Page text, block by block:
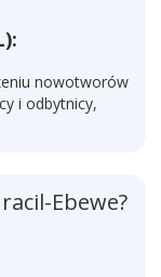
nowotworów
i odbytnicy,
Ebewe?